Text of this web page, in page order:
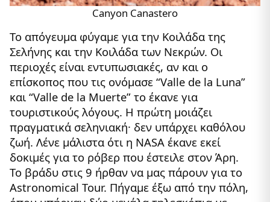
Canyon Canastero
Το απόγευμα φύγαμε για την Κοιλάδα της
Σελήνης και την Κοιλάδα των Νεκρών. Οι
περιοχές είναι εντυπωσιακές, αν και ο
επίσκοπος που τις ονόμασε “Valle de la Luna”
και “Valle de la Muerte” το έκανε για
τουριστικούς λόγους. Η πρώτη μοιάζει
πραγματικά σεληνιακή· δεν υπάρχει καθόλου
ζωή. Λένε μάλιστα ότι η NASA έκανε εκεί
δοκιμές για το ρόβερ που έστειλε στον Άρη.
Το βράδυ στις 9 ήρθαν να μας πάρουν για το
Astronomical Tour. Πήγαμε έξω από την πόλη,